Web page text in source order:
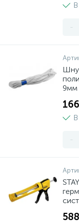
-
9мм
-